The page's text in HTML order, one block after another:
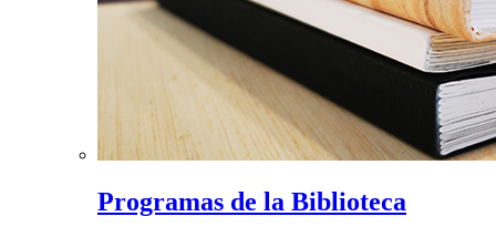
Programas de la Biblioteca